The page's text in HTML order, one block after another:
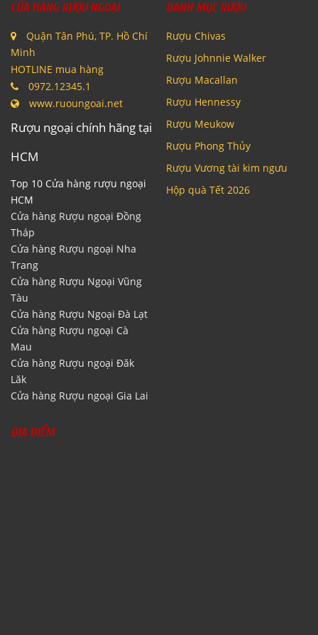
CỬA HÀNG RƯỢU NGOẠI
Quận Tân Phú, TP. Hồ Chí
Minh
HOTLINE mua hàng
0972.12345.1
www.ruoungoai.net
Rượu ngoại chính hãng tại
HCM
Top 10 Cửa hàng rượu ngoại
HCM
Cửa hàng Rượu ngoại Đồng
Tháp
Cửa hàng Rượu ngoại Nha
Trang
Cửa hàng Rượu Ngoại Vũng
Tàu
Cửa hàng Rượu Ngoại Đà Lạt
Cửa hàng Rượu ngoại Cà
Mau
Cửa hàng Rượu ngoại Đăk
Lăk
Cửa hàng Rượu ngoại Gia Lai
DANH MỤC RƯỢU
Rượu Chivas
Rượu Johnnie Walker
Rượu Macallan
Rượu Hennessy
Rượu Meukow
Rượu Phong Thủy
Rượu Vương tài kim ngưu
Hộp quà Tết 2026
ĐỊA ĐIỂM